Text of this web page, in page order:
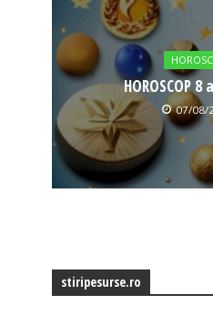
HOROSCOP
07/08/
stiripesurse.ro